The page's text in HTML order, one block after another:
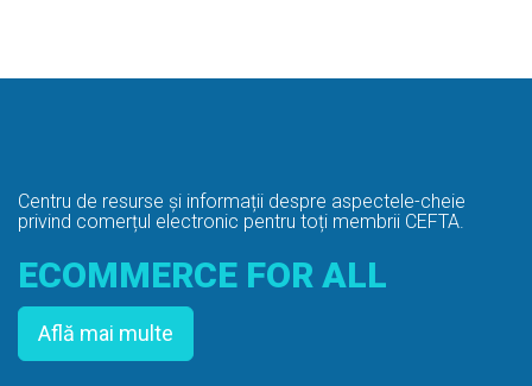
Centru de resurse și informații despre aspectele-cheie
privind comerțul electronic pentru toți membrii CEFTA.
ECOMMERCE FOR ALL
Află mai multe